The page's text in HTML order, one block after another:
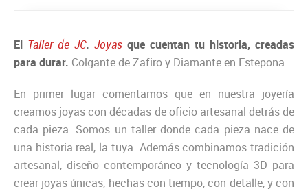
El Taller de JC. Joyas que cuentan tu historia, creadas
para durar. Colgante de Zafiro y Diamante en Estepona.
En primer lugar comentamos que en nuestra joyería
creamos joyas con décadas de oficio artesanal detrás de
cada pieza. Somos un taller donde cada pieza nace de
una historia real, la tuya. Además combinamos tradición
artesanal, diseño contemporáneo y tecnología 3D para
crear joyas únicas, hechas con tiempo, con detalle, y con